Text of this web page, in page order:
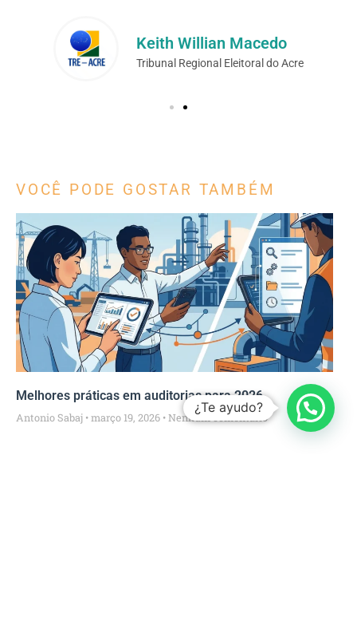
Keith Willian Macedo
Tribunal Regional Eleitoral do Acre
VOCÊ PODE GOSTAR TAMBÉM
Melhores práticas em auditorias para 2026
Antonio Sabaj março 19, 2026 Nenhum comentário
¿Te ayudo?